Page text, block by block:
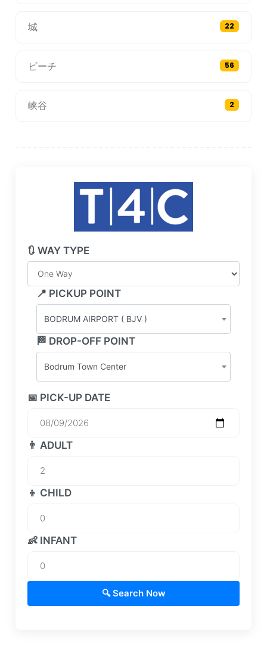
城 22
ビーチ 56
峡谷 2
🔃 WAY TYPE
📍 PICKUP POINT
BODRUM AIRPORT ( BJV )
🏁 DROP-OFF POINT
Bodrum Town Center
📅 PICK-UP DATE
👨 ADULT
👦 CHILD
👶 INFANT
🔍 Search Now